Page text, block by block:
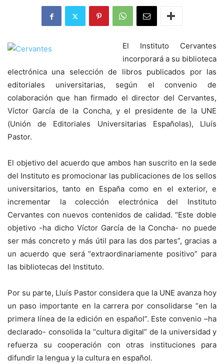
El Instituto Cervantes
incorporará a su biblioteca
electrónica una selección de libros publicados por las
editoriales universitarias, según el convenio de
colaboración que han firmado el director del Cervantes,
Víctor García de la Concha, y el presidente de la UNE
(Unión de Editoriales Universitarias Españolas), Lluís
Pastor.
El objetivo del acuerdo que ambos han suscrito en la sede
del Instituto es promocionar las publicaciones de los sellos
universitarios, tanto en España como en el exterior, e
incrementar la colección electrónica del Instituto
Cervantes con nuevos contenidos de calidad. “Este doble
objetivo -ha dicho Víctor García de la Concha- no puede
ser más concreto y más útil para las dos partes”, gracias a
un acuerdo que será “extraordinariamente positivo” para
las bibliotecas del Instituto.
Por su parte, Lluís Pastor considera que la UNE avanza hoy
un paso importante en la carrera por consolidarse “en la
primera línea de la edición en español”. Este convenio –ha
declarado- consolida la “cultura digital” de la universidad y
refuerza su cooperación con otras instituciones para
difundir la lengua y la cultura en español.